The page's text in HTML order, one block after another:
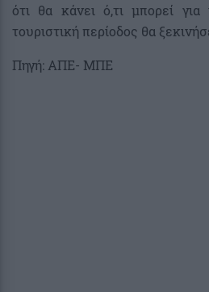
ότι θα κάνει ό,τι μπορεί
τουριστική περίοδος θα
Πηγή: ΑΠΕ- ΜΠΕ